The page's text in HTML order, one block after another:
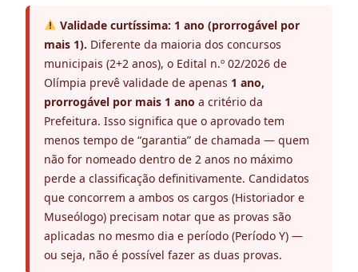
Validade curtíssima: 1 ano (prorrogável por
mais 1). Diferente da maioria dos concursos
municipais (2+2 anos), o Edital n.º 02/2026 de
Olímpia prevê validade de apenas 1 ano,
prorrogável por mais 1 ano a critério da
Prefeitura. Isso significa que o aprovado tem
menos tempo de “garantia” de chamada — quem
não for nomeado dentro de 2 anos no máximo
perde a classificação definitivamente. Candidatos
que concorrem a ambos os cargos (Historiador e
Museólogo) precisam notar que as provas são
aplicadas no mesmo dia e período (Período Y) —
ou seja, não é possível fazer as duas provas.